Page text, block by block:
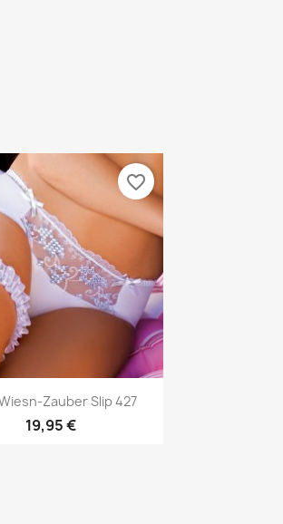
Vorschau
Zauber Slip 427
19,95 €
favorite_border